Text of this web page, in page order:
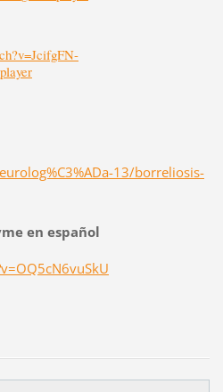
13/borreliosis-
en español